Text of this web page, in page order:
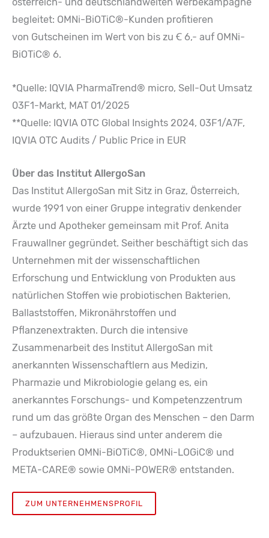
österreich- und deutschlandweiten Werbekampagne
begleitet: OMNi-BiOTiC®-Kunden profitieren
von Gutscheinen im Wert von bis zu Ꞓ 6,- auf OMNi-
BiOTiC® 6.
*Quelle: IQVIA PharmaTrend® micro, Sell-Out Umsatz
03F1-Markt, MAT 01/2025
**Quelle: IQVIA OTC Global Insights 2024, 03F1/A7F,
IQVIA OTC Audits / Public Price in EUR
Über das Institut AllergoSan
Das Institut AllergoSan mit Sitz in Graz, Österreich,
wurde 1991 von einer Gruppe integrativ denkender
Ärzte und Apotheker gemeinsam mit Prof. Anita
Frauwallner gegründet. Seither beschäftigt sich das
Unternehmen mit der wissenschaftlichen
Erforschung und Entwicklung von Produkten aus
natürlichen Stoffen wie probiotischen Bakterien,
Ballaststoffen, Mikronährstoffen und
Pflanzenextrakten. Durch die intensive
Zusammenarbeit des Institut AllergoSan mit
anerkannten Wissenschaftlern aus Medizin,
Pharmazie und Mikrobiologie gelang es, ein
anerkanntes Forschungs- und Kompetenzzentrum
rund um das größte Organ des Menschen – den Darm
– aufzubauen. Hieraus sind unter anderem die
Produktserien OMNi-BiOTiC®, OMNi-LOGiC® und
META-CARE® sowie OMNi-POWER® entstanden.
ZUM UNTERNEHMENSPROFIL